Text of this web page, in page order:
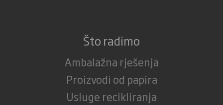
Što radimo
Ambalažna rješenja
Proizvodi od papira
Usluge recikliranja